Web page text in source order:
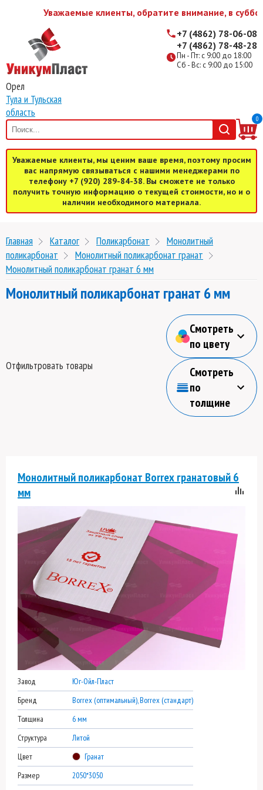
Уважаемые клиенты, обратите внимание, в
Орел
Тула и Тульская
область
Пн - Пт: с 9:00 до 18:00
Сб - Вс: с 9:00 до 15:00
+7 (4862) 78-06-08
+7 (4862) 78-48-28
0
Уважаемые клиенты, мы ценим ваше время, поэтому просим
вас напрямую связываться с нашими менеджерами по
телефону +7 (920) 289-84-38. Вы сможете не только
получить точную информацию о текущей стоимости, но и о
наличии необходимого материала.
Главная Каталог Поликарбонат
Монолитный
поликарбонат
Монолитный поликарбонат гранат
Монолитный поликарбонат гранат 6 мм
Монолитный поликарбонат гранат 6 мм
Отфильтровать товары
Смотреть
по цвету
Смотреть
по
толщине
Монолитный поликарбонат Borrex гранатовый 6
мм
Завод
Юг-Ойл-Пласт
Бренд
Borrex (оптимальный), Borrex (стандарт)
Толщина
6 мм
Структура
Литой
Цвет
Гранат
Размер
2050*3050